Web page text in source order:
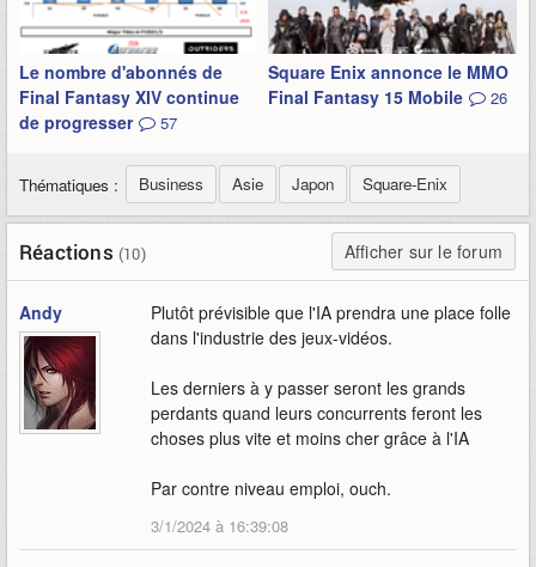
Le nombre d'abonnés de
Final Fantasy XIV continue
de progresser
57
Square Enix annonce le MMO
Final Fantasy 15 Mobile
26
Thématiques : Business Asie Japon Square-Enix
Réactions (10) Afficher sur le forum
Andy
Plutôt prévisible que l'IA prendra une place folle
dans l'industrie des jeux-vidéos.
Les derniers à y passer seront les grands
perdants quand leurs concurrents feront les
choses plus vite et moins cher grâce à l'IA
Par contre niveau emploi, ouch.
3/1/2024 à 16:39:08